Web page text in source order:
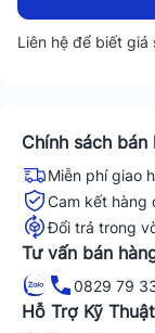
Liên hệ để biết giá
Chính sách bán
Miễn phí giao
Cam kết hàng
Đổi trả trong
Tư vấn bán
0829 79
Hỗ Trợ Kỹ